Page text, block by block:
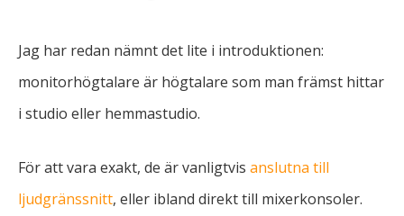
Jag har redan nämnt det lite i introduktionen:
monitorhögtalare är högtalare som man främst hittar
i studio eller hemmastudio.
För att vara exakt, de är vanligtvis anslutna till
ljudgränssnitt, eller ibland direkt till mixerkonsoler.